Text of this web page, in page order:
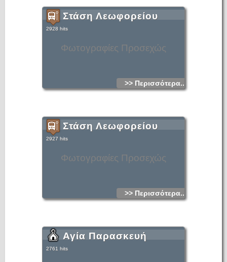
Φωτογραφίες Προσεχώς
Στάση Λεωφορείου
2928 hits
>> Περισσότερα...
Φωτογραφίες Προσεχώς
Στάση Λεωφορείου
2927 hits
>> Περισσότερα...
Αγία Παρασκευή
2761 hits